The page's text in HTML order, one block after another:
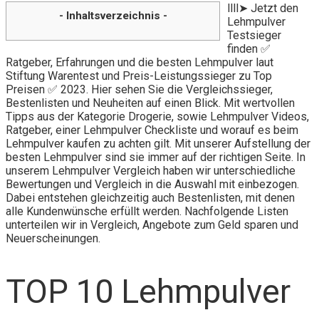
- Inhaltsverzeichnis -
llll➤ Jetzt den
Lehmpulver
Testsieger
finden ✅
Ratgeber, Erfahrungen und die besten Lehmpulver laut
Stiftung Warentest und Preis-Leistungssieger zu Top
Preisen ✅ 2023. Hier sehen Sie die Vergleichssieger,
Bestenlisten und Neuheiten auf einen Blick. Mit wertvollen
Tipps aus der Kategorie Drogerie, sowie Lehmpulver Videos,
Ratgeber, einer Lehmpulver Checkliste und worauf es beim
Lehmpulver kaufen zu achten gilt. Mit unserer Aufstellung der
besten Lehmpulver sind sie immer auf der richtigen Seite. In
unserem Lehmpulver Vergleich haben wir unterschiedliche
Bewertungen und Vergleich in die Auswahl mit einbezogen.
Dabei entstehen gleichzeitig auch Bestenlisten, mit denen
alle Kundenwünsche erfüllt werden. Nachfolgende Listen
unterteilen wir in Vergleich, Angebote zum Geld sparen und
Neuerscheinungen.
TOP 10 Lehmpulver